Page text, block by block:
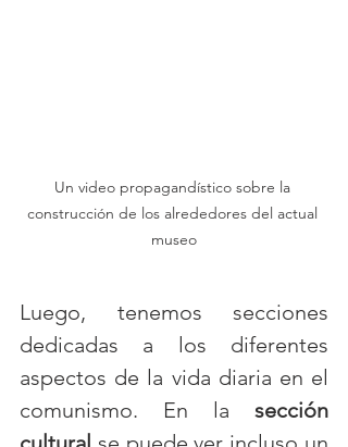
Un video propagandístico sobre la
construcción de los alrededores del actual
museo
Luego, tenemos secciones
dedicadas a los diferentes
aspectos de la vida diaria en el
comunismo. En la sección